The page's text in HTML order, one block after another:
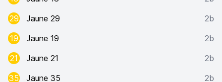
29
Jaune 29
2b
19
Jaune 19
2b
21
Jaune 21
2b
35
Jaune 35
2b